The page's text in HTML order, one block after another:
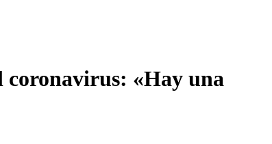
coronavirus: «Hay una